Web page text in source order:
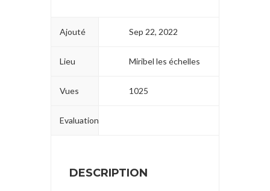
Ajouté Sep 22, 2022
Lieu Miribel les échelles
Vues 1025
Evaluation
DESCRIPTION